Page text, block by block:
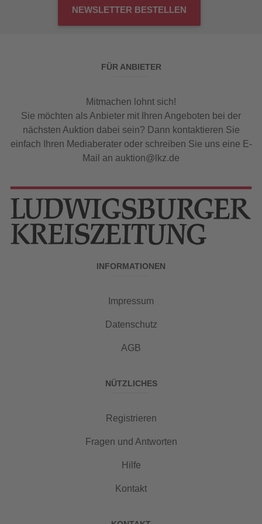
NEWSLETTER BESTELLEN
FÜR ANBIETER
Mitmachen lohnt sich!
Sie möchten als Anbieter mit Ihren Angeboten bei der
nächsten Auktion dabei sein? Dann kontaktieren Sie
einfach Ihren Mediaberater oder schreiben Sie uns eine E-
Mail an auktion@lkz.de
INFORMATIONEN
Impressum
Datenschutz
AGB
NÜTZLICHES
Registrieren
Fragen und Antworten
Hilfe
Kontakt